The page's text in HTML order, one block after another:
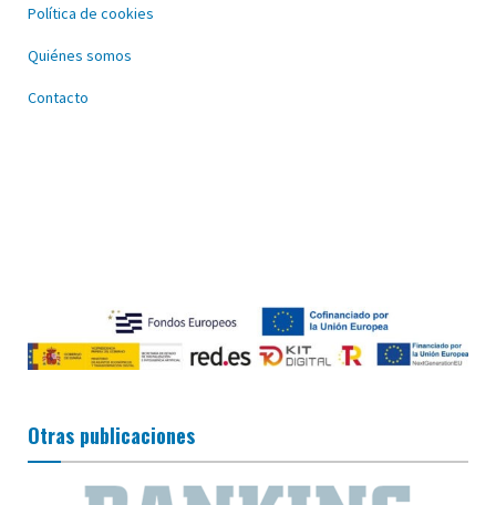
Política de cookies
Quiénes somos
Contacto
Otras publicaciones